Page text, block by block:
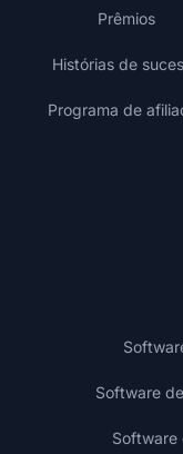
Prêmios
Histórias de
Programa de
Software
Software